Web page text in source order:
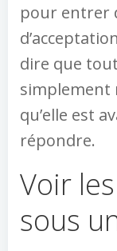
pour entrer
dire que
simplement
qu’elle est
répondre.
Voir
sous